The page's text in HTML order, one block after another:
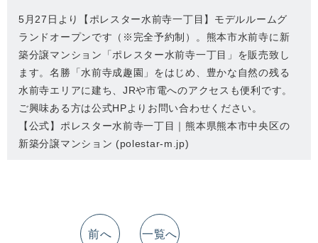
5月27日より【ポレスター水前寺一丁目】モデルルームグ
ランドオープンです（※完全予約制）。熊本市水前寺に新
築分譲マンション「ポレスター水前寺一丁目」を販売致し
ます。名勝「水前寺成趣園」をはじめ、豊かな自然の残る
水前寺エリアに建ち、JRや市電へのアクセスも便利です。
ご興味ある方は公式HPよりお問い合わせください。
【公式】ポレスター水前寺一丁目｜熊本県熊本市中央区の
新築分譲マンション (polestar-m.jp)
前へ 一覧へ